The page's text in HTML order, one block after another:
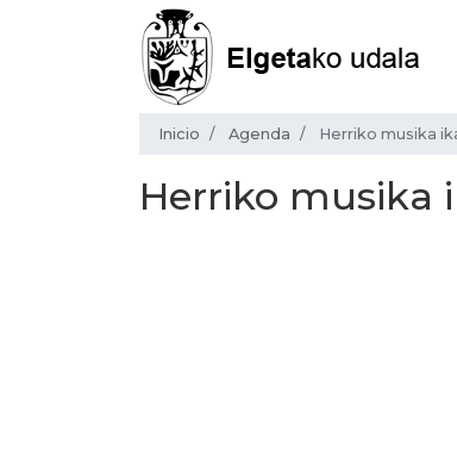
Inicio Agenda Herriko musika
Herriko musika